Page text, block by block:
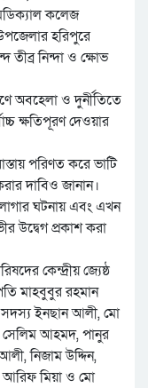
কলেজ
হরিপুরে
নিন্দা ও ক্ষোভ
অবহেলা ও দুর্নীতিতে
ক্ষতিপূরণ দেওয়ার
পরিণত করে ভাটি
দাবিও জানান।
ঘটনায় এবং এখন
উদ্বেগ প্রকাশ করা
কেন্দ্রীয় জ্যেষ্ঠ
মাহবুবুর রহমান
ইনছান আলী, মো
আহমদ, পানুর
নিজাম উদ্দিন,
মিয়া ও মো